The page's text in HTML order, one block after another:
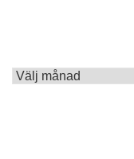
Arkiv